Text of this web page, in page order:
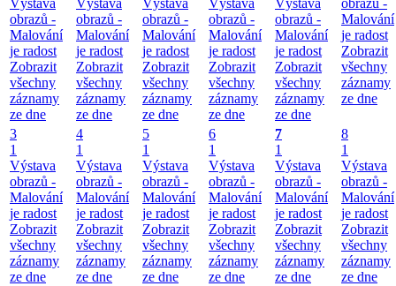
Výstava
obrazů -
Malování
je radost
Zobrazit
všechny
záznamy
ze dne
Výstava
obrazů -
Malování
je radost
Zobrazit
všechny
záznamy
ze dne
Výstava
obrazů -
Malování
je radost
Zobrazit
všechny
záznamy
ze dne
Výstava
obrazů -
Malování
je radost
Zobrazit
všechny
záznamy
ze dne
Výstava
obrazů -
Malování
je radost
Zobrazit
všechny
záznamy
ze dne
obrazů -
Malování
je radost
Zobrazit
všechny
záznamy
ze dne
3
1
Výstava
obrazů -
Malování
je radost
Zobrazit
všechny
záznamy
ze dne
4
1
Výstava
obrazů -
Malování
je radost
Zobrazit
všechny
záznamy
ze dne
5
1
Výstava
obrazů -
Malování
je radost
Zobrazit
všechny
záznamy
ze dne
6
1
Výstava
obrazů -
Malování
je radost
Zobrazit
všechny
záznamy
ze dne
7
1
Výstava
obrazů -
Malování
je radost
Zobrazit
všechny
záznamy
ze dne
8
1
Výstava
obrazů -
Malování
je radost
Zobrazit
všechny
záznamy
ze dne